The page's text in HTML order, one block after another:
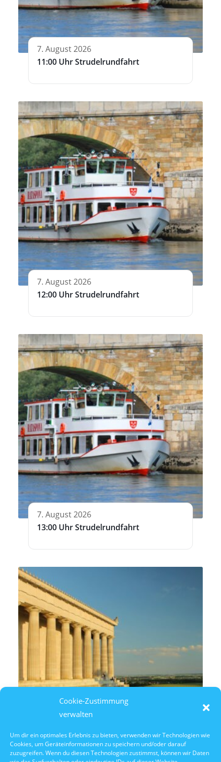
Cookie-Zustimmung
verwalten
Um dir ein optimales Erlebnis zu bieten, verwenden wir Technologien wie
Cookies, um Geräteinformationen zu speichern und/oder darauf
zuzugreifen. Wenn du diesen Technologien zustimmst, können wir Daten
7. August 2026
11:00 Uhr Strudelrundfahrt
7. August 2026
12:00 Uhr Strudelrundfahrt
7. August 2026
13:00 Uhr Strudelrundfahrt
7. August 2026